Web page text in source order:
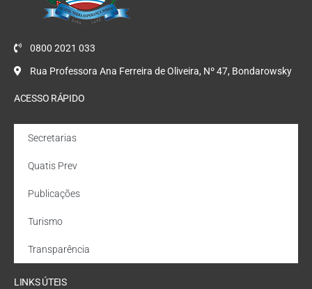
0800 2021 033
Rua Professora Ana Ferreira de Oliveira, Nº 47, Bondarowsky
ACESSO RÁPIDO
Secretarias
Quatis Prev
Publicações
Turismo
Transparência
LINKS ÚTEIS